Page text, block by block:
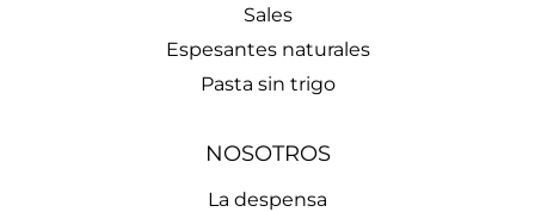
Sales
Espesantes naturales
Pasta sin trigo
NOSOTROS
La despensa